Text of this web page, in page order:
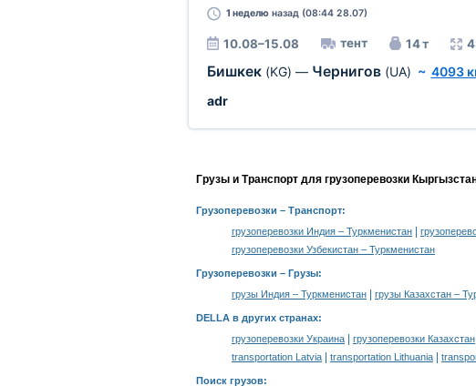
1 неделюназад (08:44 28.07)
10.08–15.08 тент 14 т
Бишкек (KG) — Чернигов (UA) ~ 4093
adr
Грузы и Транспорт для грузоперевозки
Грузоперевозки – Транспорт:
грузоперевозки Индия – Туркменистан
грузоперевозки Узбекистан – Туркменистан
Грузоперевозки – Грузы:
грузы Индия – Туркменистан
грузы Казахстан –
DELLA в других странах:
грузоперевозки Украина
грузоперевозки Казахстан
transportation Latvia transportation Lithuania
Поиск грузов: